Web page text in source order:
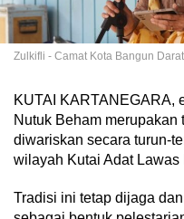
Zulkifli - Camat Kota Bangun Darat
KUTAI KARTANEGARA,
Nutuk Beham
diwariskan secara turun-
wilayah Kutai Adat Lawas
Tradisi ini tetap dijaga